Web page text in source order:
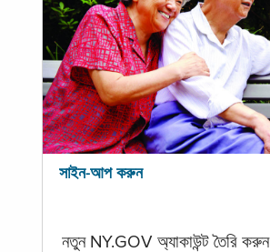
সাইন-আপ করুন
নতুন NY.GOV অ্যাকাউন্ট তৈরি করুন